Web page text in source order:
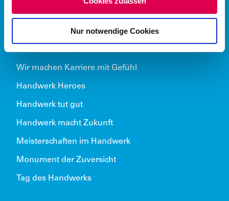
Nur notwendige Cookies
Über das Handwerk
Wir machen Karriere mit Gefühl
Handwerk Heroes
Handwerk tut gut
Handwerk macht Zukunft
Meisterschaften im Handwerk
Monument der Zuversicht
Tag des Handwerks